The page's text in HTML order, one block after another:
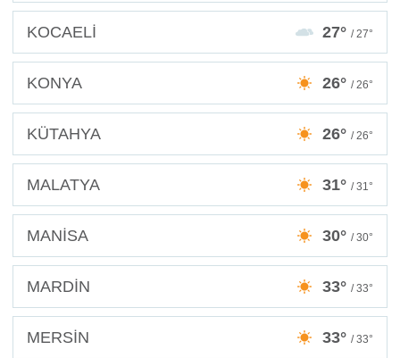
KOCAELİ 27° / 27°
KONYA 26° / 26°
KÜTAHYA 26° / 26°
MALATYA 31° / 31°
MANİSA 30° / 30°
MARDİN 33° / 33°
MERSİN 33° / 33°